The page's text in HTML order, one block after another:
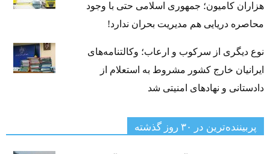
هزاران کامیون؛ جمهوری اسلامی حتی با وجود
محاصره دریایی هم مدیریت بحران ندارد!
نوع دیگری از سرکوب و ارعاب؛ وکالتنامه‌های
ایرانیان خارج کشور مشروط به استعلام از
دادستانی و نهادهای امنیتی شد
پربیننده‌ترین‌ در ۳۰ روز گذشته